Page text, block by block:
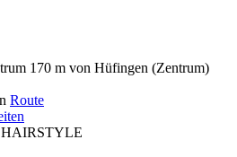
170 m von Hüfingen (Zentrum)
Route